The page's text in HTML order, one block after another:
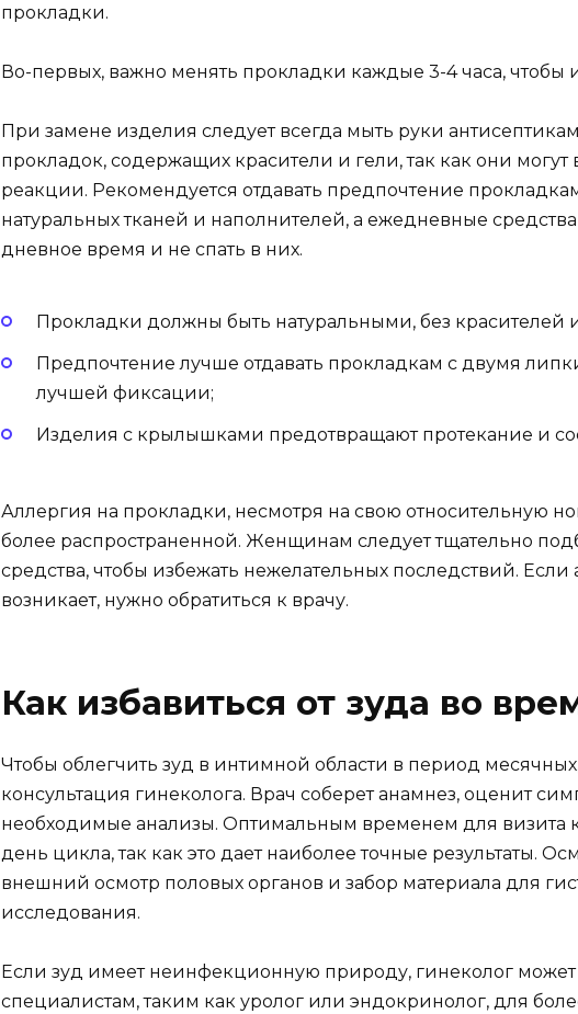
прокладки.
Во-первых, важно менять прокладки каждые 3-4 часа, чтобы
При замене изделия следует всегда мыть руки
прокладок, содержащих красители и гели, так как они могут
реакции. Рекомендуется отдавать предпочтение
натуральных тканей и наполнителей, а ежедневные средства
дневное время и не спать в них.
Прокладки должны быть натуральными, без красителей
Предпочтение лучше отдавать прокладкам с двумя
лучшей фиксации;
Изделия с крылышками предотвращают протекание и
Аллергия на прокладки, несмотря на свою относительную
более распространенной. Женщинам следует тщательно
средства, чтобы избежать нежелательных последствий. Если
возникает, нужно обратиться к врачу.
Как избавиться от зуда во
Чтобы облегчить зуд в интимной области в период месячных,
консультация гинеколога. Врач соберет анамнез, оценит
необходимые анализы. Оптимальным временем для визита к
день цикла, так как это дает наиболее точные результаты.
внешний осмотр половых органов и забор материала для
исследования.
Если зуд имеет неинфекционную природу, гинеколог
специалистам, таким как уролог или эндокринолог, для